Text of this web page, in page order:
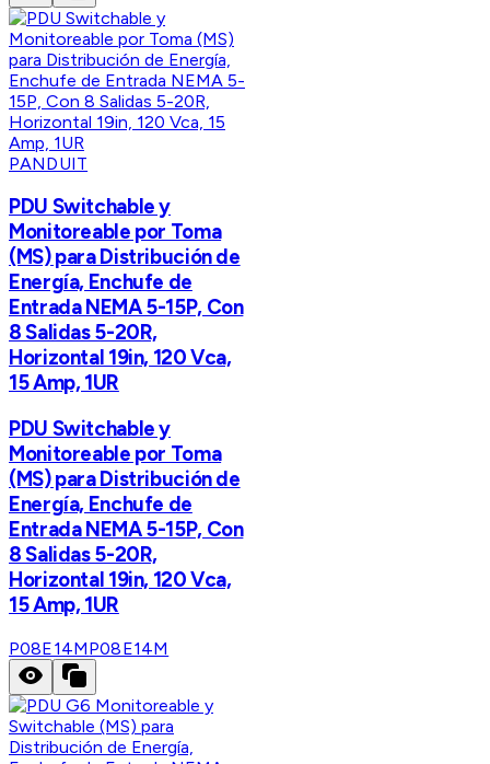
PANDUIT
PDU Switchable y
Monitoreable por Toma
(MS) para Distribución de
Energía, Enchufe de
Entrada NEMA 5-15P, Con
8 Salidas 5-20R,
Horizontal 19in, 120 Vca,
15 Amp, 1UR
PDU Switchable y
Monitoreable por Toma
(MS) para Distribución de
Energía, Enchufe de
Entrada NEMA 5-15P, Con
8 Salidas 5-20R,
Horizontal 19in, 120 Vca,
15 Amp, 1UR
P08E14MP08E14M